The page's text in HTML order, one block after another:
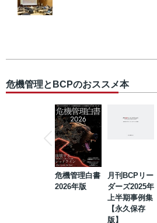
危機管理とBCPのおススメ本
危機管理白書
2026年版
月刊BCPリー
ダーズ2025年
上半期事例集
【永久保存
版】